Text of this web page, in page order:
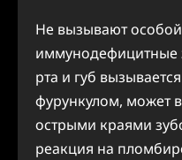
Не вызывают
иммунодефицитные
рта и губ
фурункулом, может
острыми краями
реакция на